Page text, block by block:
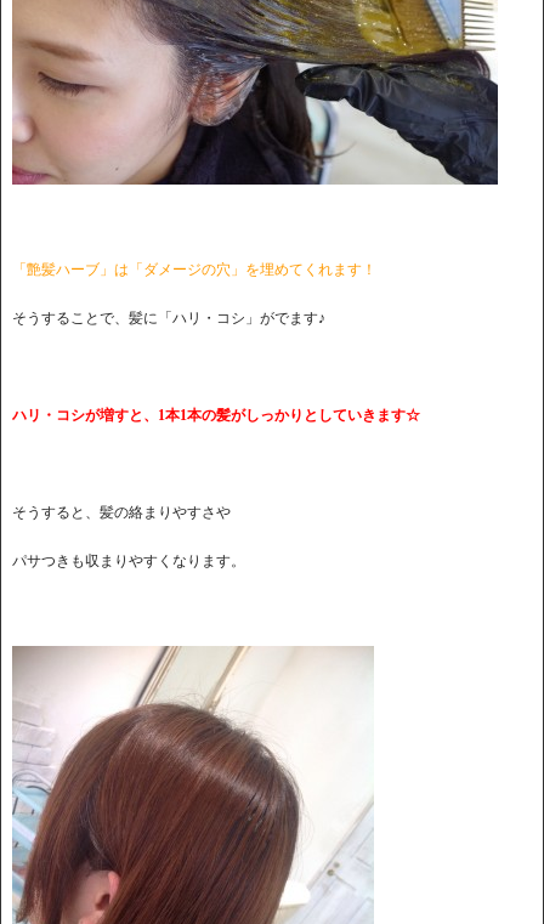
「艶髪ハーブ」は「ダメージの穴」を埋めてくれます！
そうすることで、髪に「ハリ・コシ」がでます♪
ハリ・コシが増すと、1本1本の髪がしっかりとしていきます☆
そうすると、髪の絡まりやすさや
パサつきも収まりやすくなります。